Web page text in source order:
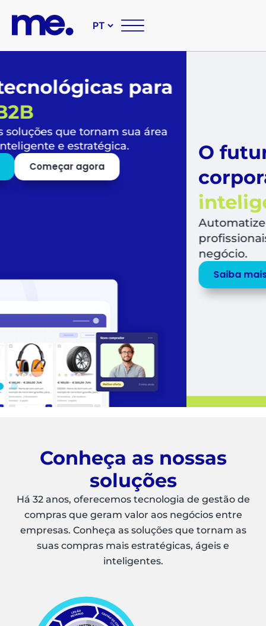
O futuro das suas
corporativas é
simples,
inteligente e sustentável
Automatize todo o fluxo de compras,
profissionais para o que mais agrega valor
Conheça as nossas
soluções
Há 32 anos, oferecemos tecnologia de gestão de
compras que geram valor aos negócios entre
empresas. Conheça as soluções que tornam as
suas compras mais estratégicas, ágeis e
inteligentes.